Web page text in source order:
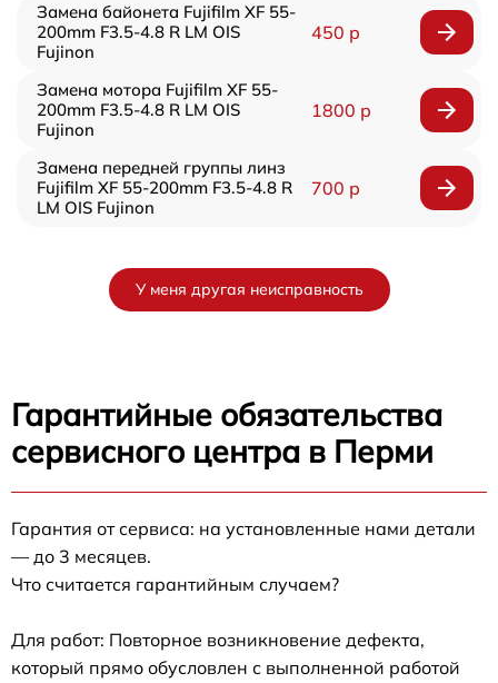
Замена байонета Fujifilm XF 55-
200mm F3.5-4.8 R LM OIS
Fujinon
450 р
Замена мотора Fujifilm XF 55-
200mm F3.5-4.8 R LM OIS
Fujinon
1800 р
Замена передней группы линз
Fujifilm XF 55-200mm F3.5-4.8 R
LM OIS Fujinon
700 р
У меня другая неисправность
Гарантийные обязательства
сервисного центра в Перми
Гарантия от сервиса: на установленные нами детали
— до 3 месяцев.
Что считается гарантийным случаем?
Для работ: Повторное возникновение дефекта,
который прямо обусловлен с выполненной работой